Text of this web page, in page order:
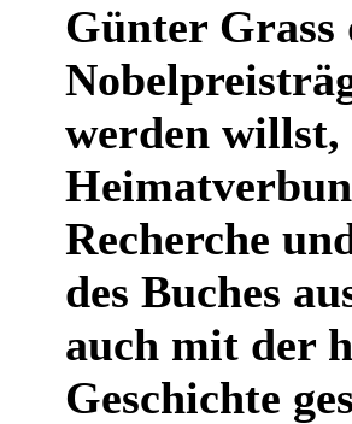
Günter Grass
werden willst,
Recherche
des Buches
auch mit der
Geschichte